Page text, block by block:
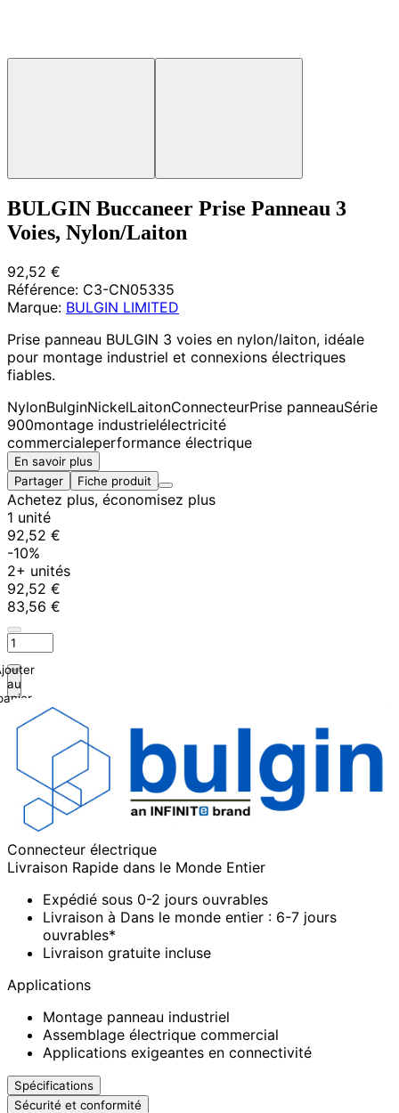
BULGIN Buccaneer Prise Panneau 3
Voies, Nylon/Laiton
92,52 €
Référence: C3-CN05335
Marque: BULGIN LIMITED
Prise panneau BULGIN 3 voies en nylon/laiton, idéale
pour montage industriel et connexions électriques
fiables.
NylonBulginNickelLaitonConnecteurPrise panneauSérie
900montage industrielélectricité
commercialeperformance électrique
En savoir plus
Partager
Fiche produit
Achetez plus, économisez plus
1 unité
92,52 €
-10%
2+ unités
92,52 €
83,56 €
au
Connecteur électrique
Livraison Rapide dans le Monde Entier
Expédié sous 0-2 jours ouvrables
Livraison à Dans le monde entier : 6-7 jours
ouvrables*
Livraison gratuite incluse
Applications
Montage panneau industriel
Assemblage électrique commercial
Applications exigeantes en connectivité
Spécifications
Sécurité et conformité